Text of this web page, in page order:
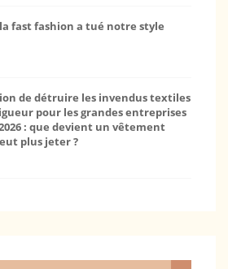
fast fashion a tué notre style
de détruire les invendus textiles
pour les grandes entreprises
: que devient un vêtement
plus jeter ?